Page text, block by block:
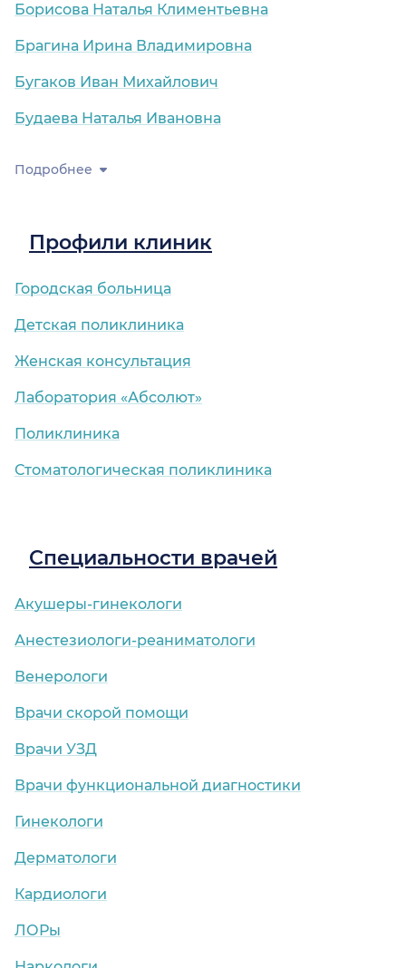
Борисова Наталья Климентьевна
Брагина Ирина Владимировна
Бугаков Иван Михайлович
Будаева Наталья Ивановна
Подробнее
Профили клиник
Городская больница
Детская поликлиника
Женская консультация
Лаборатория «Абсолют»
Поликлиника
Стоматологическая поликлиника
Специальности врачей
Акушеры-гинекологи
Анестезиологи-реаниматологи
Венерологи
Врачи скорой помощи
Врачи УЗД
Врачи функциональной диагностики
Гинекологи
Дерматологи
Кардиологи
ЛОРы